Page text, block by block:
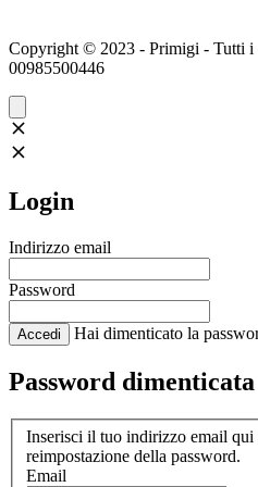
Copyright © 2023 - Primigi - Tutti i
00985500446
Login
Indirizzo email
Password
Accedi Hai dimenticato la
Password dimenticata
Inserisci il tuo indirizzo email
reimpostazione della password.
Email